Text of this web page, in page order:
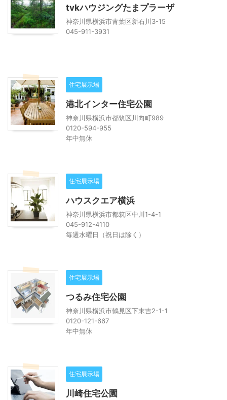
tvkハウジングたまプラーザ
神奈川県横浜市青葉区新石川3-15
045-911-3931
住宅展示場
港北インター住宅公園
神奈川県横浜市都筑区川向町989
0120-594-955
年中無休
住宅展示場
ハウスクエア横浜
神奈川県横浜市都筑区中川1-4-1
045-912-4110
毎週水曜日（祝日は除く）
住宅展示場
つるみ住宅公園
神奈川県横浜市鶴見区下末吉2-1-1
0120-121-667
年中無休
住宅展示場
川崎住宅公園